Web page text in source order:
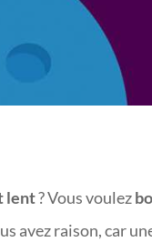
lent? Vous voulez
avez raison, car